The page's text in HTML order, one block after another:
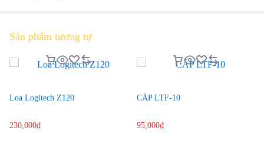
Sản phẩm tương tự
Loa Logitech Z120
230,000₫
CÁP LTF-10
95,000₫